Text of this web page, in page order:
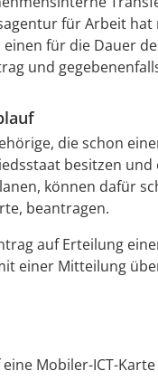
für Arbeit
einen für die Dauer
und
die schon
besitzen
können dafür
beantragen.
auf Erteilung
einer Mitteilung
Mobiler-ICT-